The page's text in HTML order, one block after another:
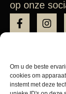
Om u de beste
cookies om
instemt met deze
op onze
Badkamer